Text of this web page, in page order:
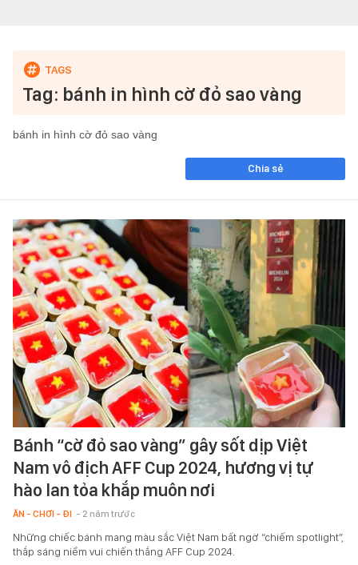
Tag: bánh in hình cờ đỏ sao vàng
bánh in hình cờ đỏ sao vàng
Chia sẻ
Bánh “cờ đỏ sao vàng” gây sốt dịp Việt
Nam vô địch AFF Cup 2024, hương vị tự
hào lan tỏa khắp muôn nơi
ĂN - CHƠI - ĐI - 2 năm trước
Những chiếc bánh mang màu sắc Việt Nam bất ngờ “chiếm spotlight”,
thắp sáng niềm vui chiến thắng AFF Cup 2024.